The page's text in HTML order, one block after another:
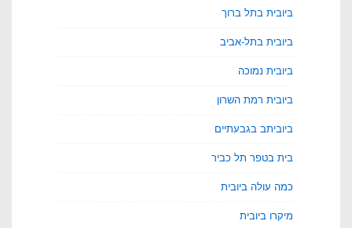
ביובית בתל ברוך
ביובית בתל-אביב
ביובית נמוכה
ביובית רמת השרון
ביוביתב בגבעתיים
בית בטפר תל כביר
כמה עולה ביובית
מיקרו ביובית